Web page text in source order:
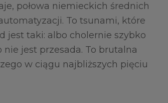
połowa niemieckich średnich
To tsunami, które
jest taki: albo cholernie szybko
jest przesada. To brutalna
w ciągu najbliższych pięciu